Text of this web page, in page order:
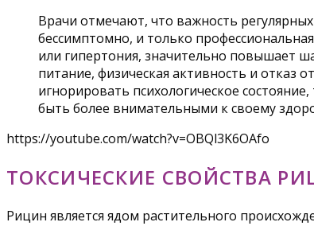
Врачи отмечают, что важность
бессимптомно, и только
или гипертония, значительно повышает
питание, физическая активность и
игнорировать психологическое
быть более внимательными к своему
https://youtube.com/watch?v=OBQl3K6OAfo
ТОКСИЧЕСКИЕ СВОЙСТВА
Рицин является ядом растительного